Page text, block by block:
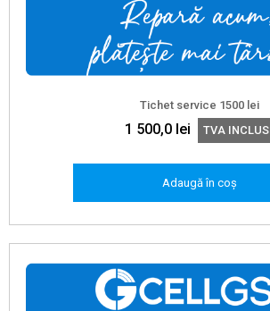
Tichet service 1500 lei
1 500,0 lei TVA INCLUS
Adaugă în coș